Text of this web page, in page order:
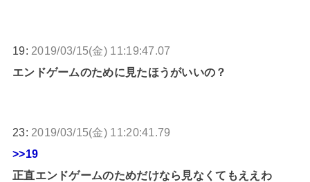
19: 2019/03/15(金) 11:19:47.07
エンドゲームのために見たほうがいいの？
23: 2019/03/15(金) 11:20:41.79
>>19
正直エンドゲームのためだけなら見なくてもええわ